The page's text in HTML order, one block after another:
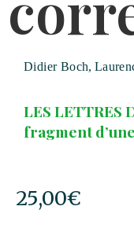
Didier Boch,
LES LETTRES
fragment
25,00€